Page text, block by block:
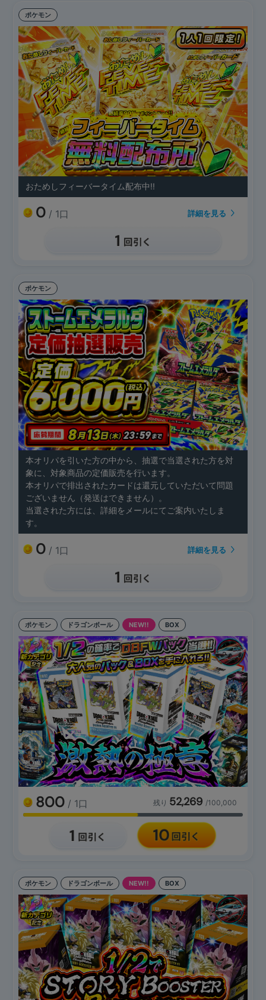
ポケモン
おためしフィーバータイム配布中!!
0 / 1口 詳細を見る
ポケモン
本オリパを引いた方の中から、抽選で当選された方を対
象に、対象商品の定価販売を行います。
本オリパで排出されたカードは還元していただいて問題
ございません（発送はできません）。
当選された方には、詳細をメールにてご案内いたしま
す。
0 / 1口 詳細を見る
ポケモン ドラゴンボール NEW!! BOX
800 / 1口 残り 52,269 /100,000
ポケモン ドラゴンボール NEW!! BOX